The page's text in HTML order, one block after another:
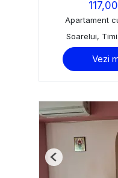
Apartament
Soarelui,
Vezi
Previous